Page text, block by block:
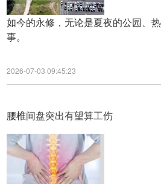
如今的永修，无论是夏夜的公园、
事。
2026-07-03 09:45:23
腰椎间盘突出有望算工伤